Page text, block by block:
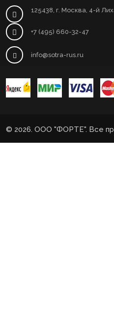
125438, г. Москва, 4-й
+7 (495) 660-32-47
info@sotra-rus.ru
© 2026. ООО "ФОРТЕ". Все